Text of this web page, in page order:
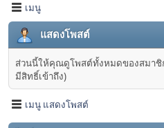
เมนู
แสดงโพสต์
ส่วนนี้ให้คุณดูโพสต์ทั้งหมดของสมา
มีสิทธิ์เข้าถึง)
เมนู แสดงโพสต์